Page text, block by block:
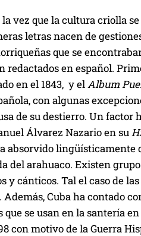
vez que la cultura criolla
letras nacen de
que se
redactados en español.
en el 1843, y el Album
con algunas
de su destierro. Un factor
Álvarez Nazario en su
absorvido lingüísticamente
arahuaco. Existen
cánticos. Tal el caso de
Cuba ha contado
se usan en la santería
con motivo de la Guerra